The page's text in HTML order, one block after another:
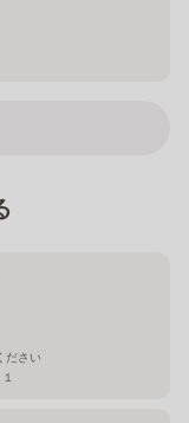
ださい